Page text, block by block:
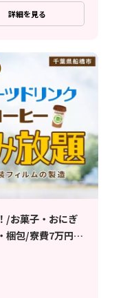
詳細を見る
/お菓子・おにぎ
梱包/寮費7万円補
い食堂完備